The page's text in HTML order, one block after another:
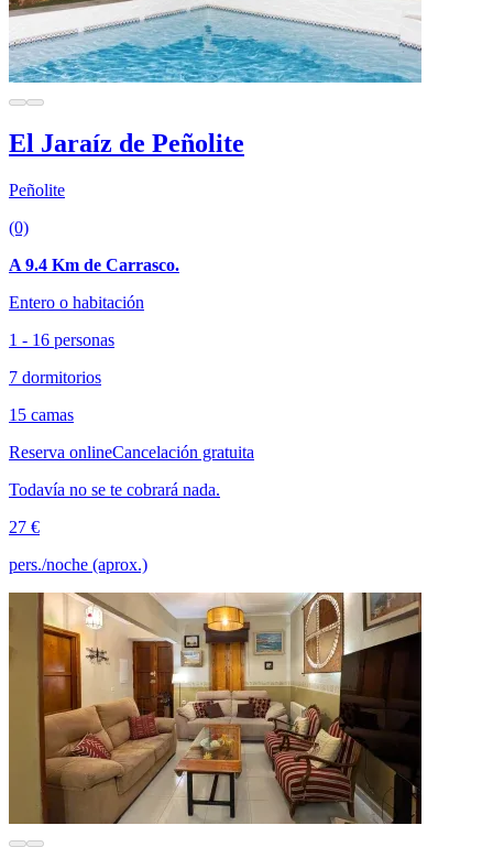
El Jaraíz de Peñolite
Peñolite
(0)
A 9.4 Km de Carrasco.
Entero o habitación
1 - 16 personas
7 dormitorios
15 camas
Reserva onlineCancelación gratuita
Todavía no se te cobrará nada.
27 €
pers./noche (aprox.)